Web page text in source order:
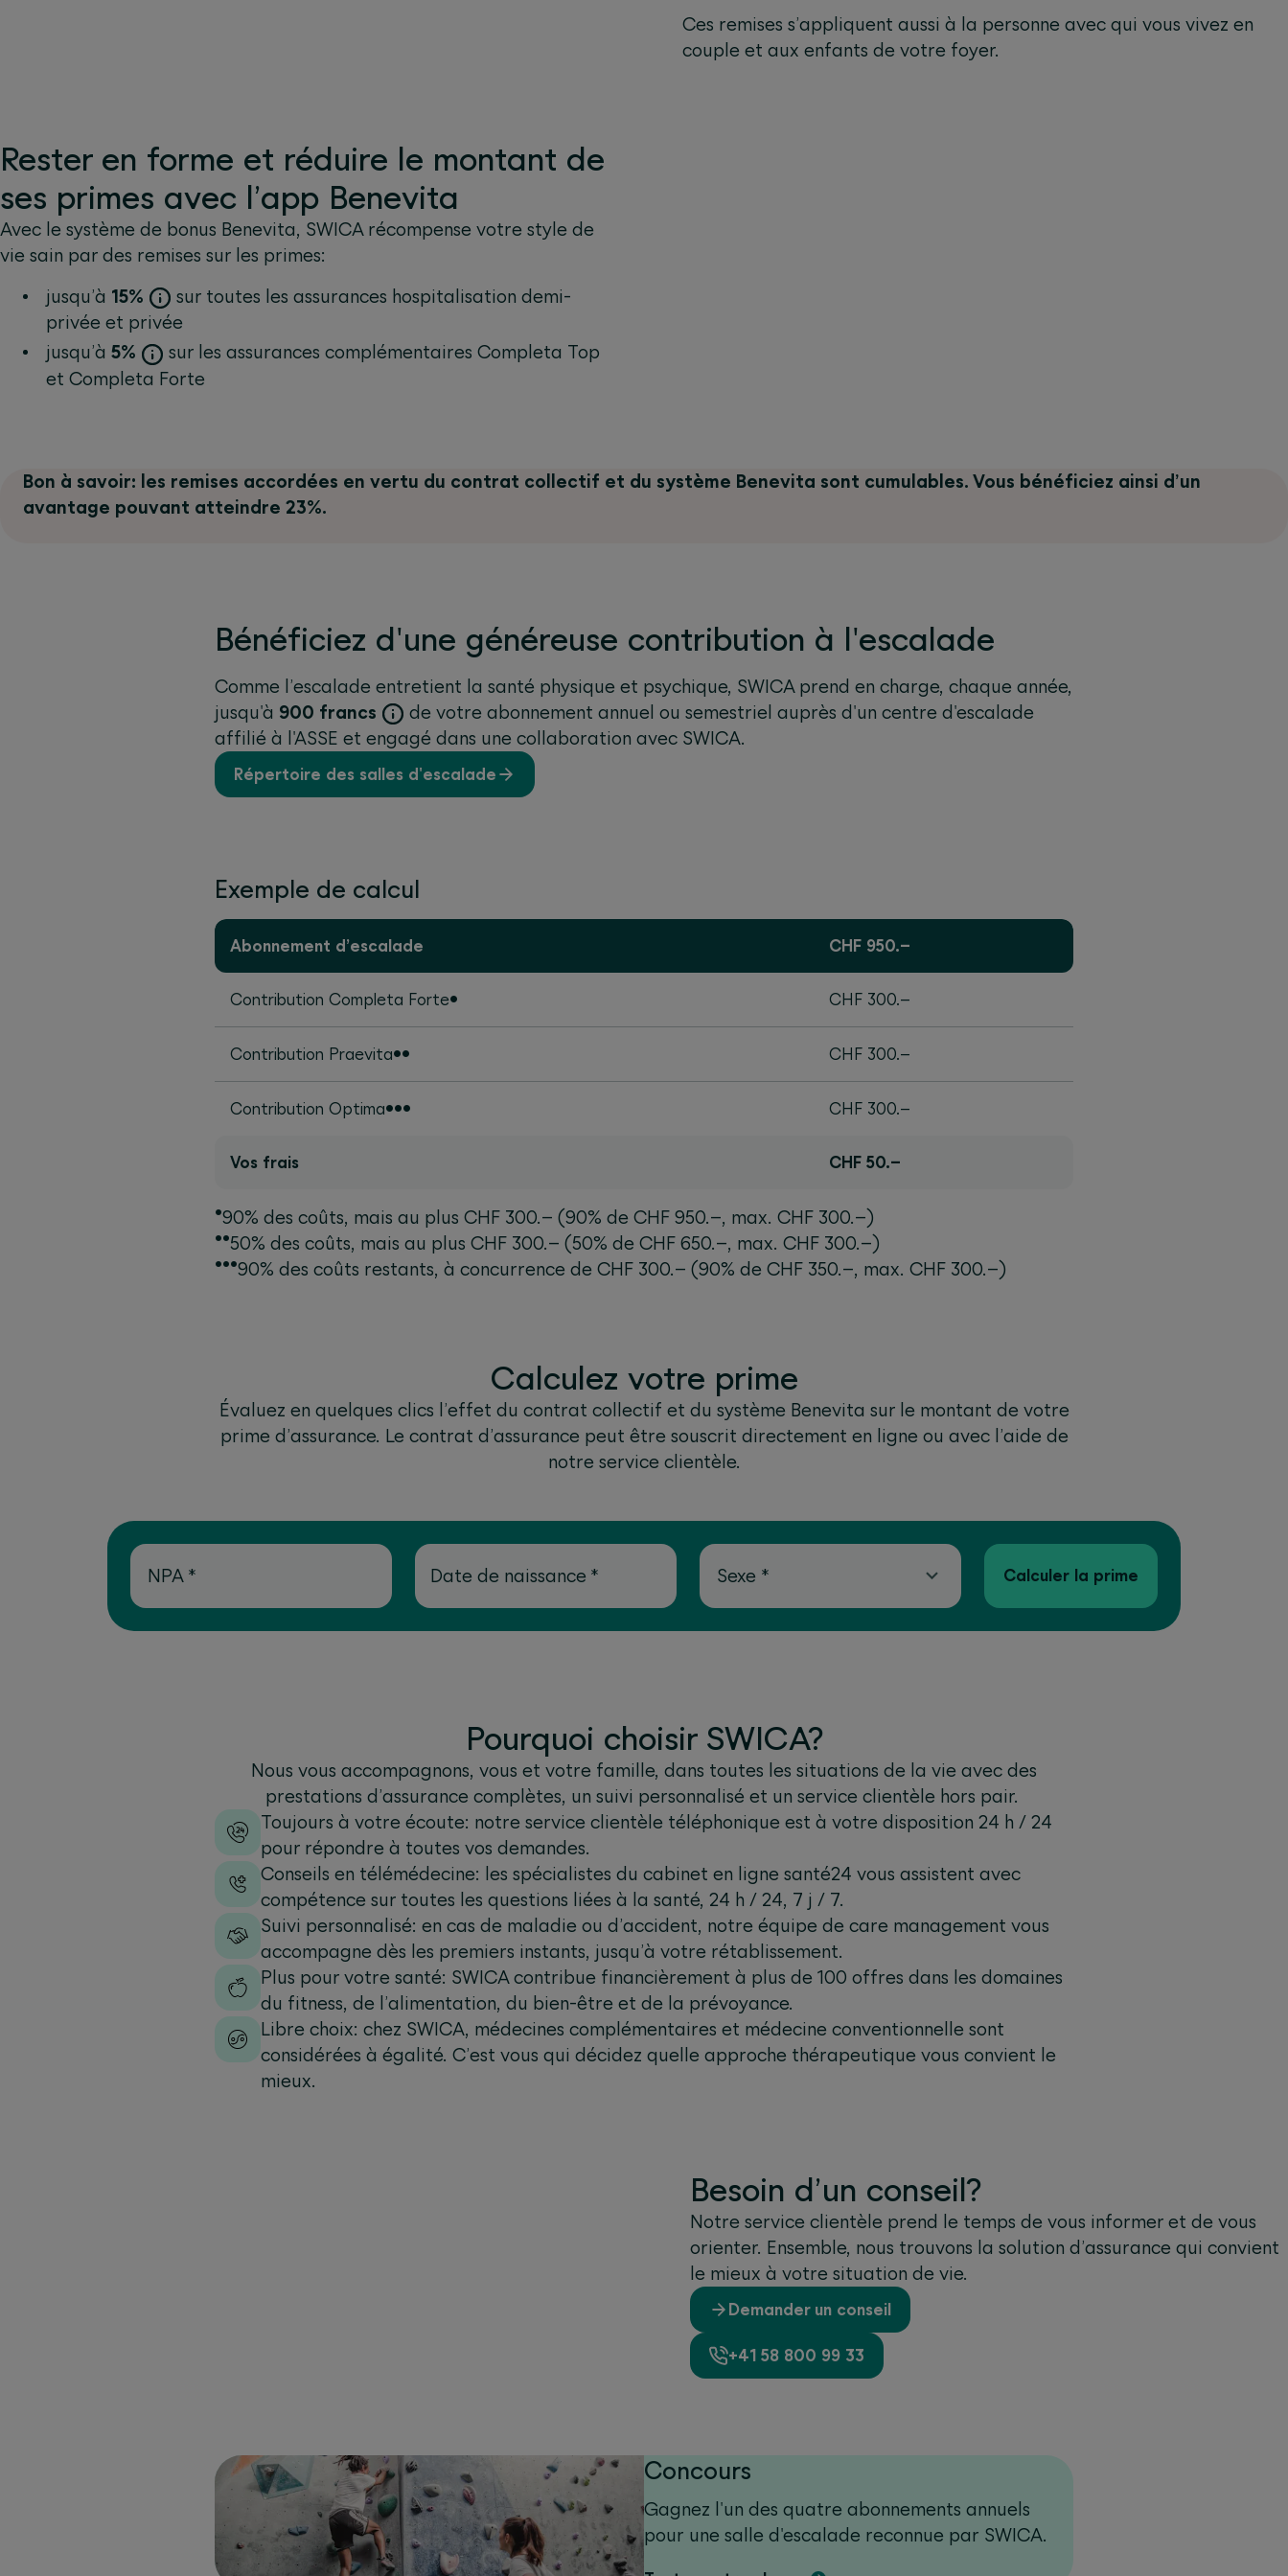
Ces remises s’appliquent aussi à la personne avec qui vous vivez en
couple et aux enfants de votre foyer.
Rester en forme et réduire le montant de
ses primes avec l’app Benevita
Avec le système de bonus Benevita, SWICA récompense votre style de
vie sain par des remises sur les primes:
jusqu’à 15%
sur toutes les assurances hospitalisation demi-
privée et privée
jusqu’à 5%
sur les assurances complémentaires Completa Top
et Completa Forte
Bon à savoir: les remises accordées en vertu du contrat collectif et du système Benevita sont cumulables. Vous bénéficiez ainsi d’un
avantage pouvant atteindre 23%.
Bénéficiez d'une généreuse contribution à l'escalade
Comme l’escalade entretient la santé physique et psychique, SWICA prend en charge, chaque année,
jusqu'à 900 francs
de votre abonnement annuel ou semestriel auprès d'un centre d'escalade
affilié à l'ASSE et engagé dans une collaboration avec SWICA.
Répertoire des salles d'escalade
Exemple de calcul
Abonnement d’escalade CHF 950.–
Contribution Completa Forte• CHF 300.–
Contribution Praevita•• CHF 300.–
Contribution Optima••• CHF 300.–
Vos frais CHF 50.–
•90% des coûts, mais au plus CHF 300.– (90% de CHF 950.–, max. CHF 300.–)
••50% des coûts, mais au plus CHF 300.– (50% de CHF 650.–, max. CHF 300.–)
•••90% des coûts restants, à concurrence de CHF 300.– (90% de CHF 350.–, max. CHF 300.–)
Calculez votre prime
Évaluez en quelques clics l’effet du contrat collectif et du système Benevita sur le montant de votre
prime d’assurance. Le contrat d’assurance peut être souscrit directement en ligne ou avec l’aide de
notre service clientèle.
NPA* Date de naissance * Sexe * Calculer la prime
Pourquoi choisir SWICA?
Nous vous accompagnons, vous et votre famille, dans toutes les situations de la vie avec des
prestations d’assurance complètes, un suivi personnalisé et un service clientèle hors pair.
Toujours à votre écoute: notre service clientèle téléphonique est à votre disposition 24 h / 24
pour répondre à toutes vos demandes.
Conseils en télémédecine: les spécialistes du cabinet en ligne santé24 vous assistent avec
compétence sur toutes les questions liées à la santé, 24 h / 24, 7 j / 7.
Suivi personnalisé: en cas de maladie ou d’accident, notre équipe de care management vous
accompagne dès les premiers instants, jusqu’à votre rétablissement.
Plus pour votre santé: SWICA contribue financièrement à plus de 100 offres dans les domaines
du fitness, de l’alimentation, du bien-être et de la prévoyance.
Libre choix: chez SWICA, médecines complémentaires et médecine conventionnelle sont
considérées à égalité. C’est vous qui décidez quelle approche thérapeutique vous convient le
mieux.
Besoin d’un conseil?
Notre service clientèle prend le temps de vous informer et de vous
orienter. Ensemble, nous trouvons la solution d’assurance qui convient
le mieux à votre situation de vie.
Demander un conseil
+41 58 800 99 33
Concours
Gagnez l'un des quatre abonnements annuels
pour une salle d'escalade reconnue par SWICA.